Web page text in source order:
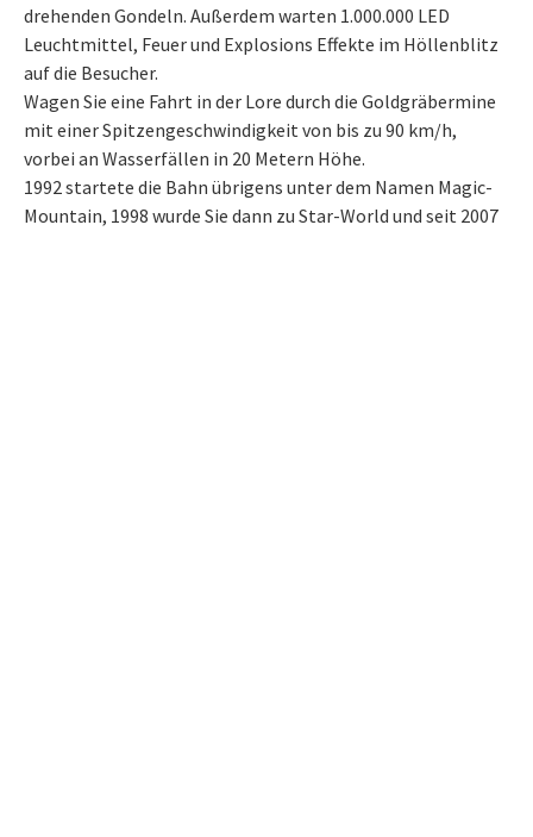
drehenden Gondeln. Außerdem warten 1.000.000 LED
Leuchtmittel, Feuer und Explosions Effekte im Höllenblitz
auf die Besucher.
Wagen Sie eine Fahrt in der Lore durch die Goldgräbermine
mit einer Spitzengeschwindigkeit von bis zu 90 km/h,
vorbei an Wasserfällen in 20 Metern Höhe.
1992 startete die Bahn übrigens unter dem Namen Magic-
Mountain, 1998 wurde Sie dann zu Star-World und seit 2007